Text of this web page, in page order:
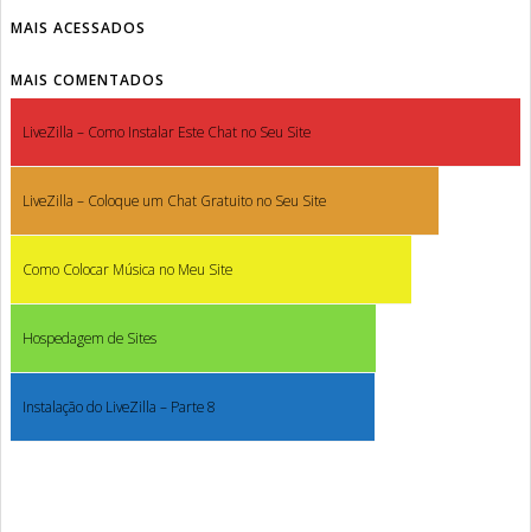
MAIS ACESSADOS
MAIS COMENTADOS
LiveZilla – Como Instalar Este Chat no Seu Site
LiveZilla – Coloque um Chat Gratuito no Seu Site
Como Colocar Música no Meu Site
Hospedagem de Sites
Instalação do LiveZilla – Parte 8